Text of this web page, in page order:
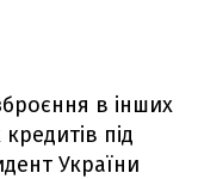
в інших
під
України